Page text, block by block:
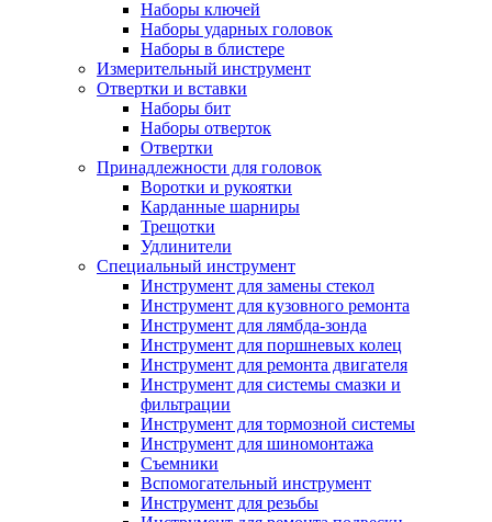
Наборы ключей
Наборы ударных головок
Наборы в блистере
Измерительный инструмент
Отвертки и вставки
Наборы бит
Наборы отверток
Отвертки
Принадлежности для головок
Воротки и рукоятки
Карданные шарниры
Трещотки
Удлинители
Специальный инструмент
Инструмент для замены стекол
Инструмент для кузовного ремонта
Инструмент для лямбда-зонда
Инструмент для поршневых колец
Инструмент для ремонта двигателя
Инструмент для системы смазки и
фильтрации
Инструмент для тормозной системы
Инструмент для шиномонтажа
Съемники
Вспомогательный инструмент
Инструмент для резьбы